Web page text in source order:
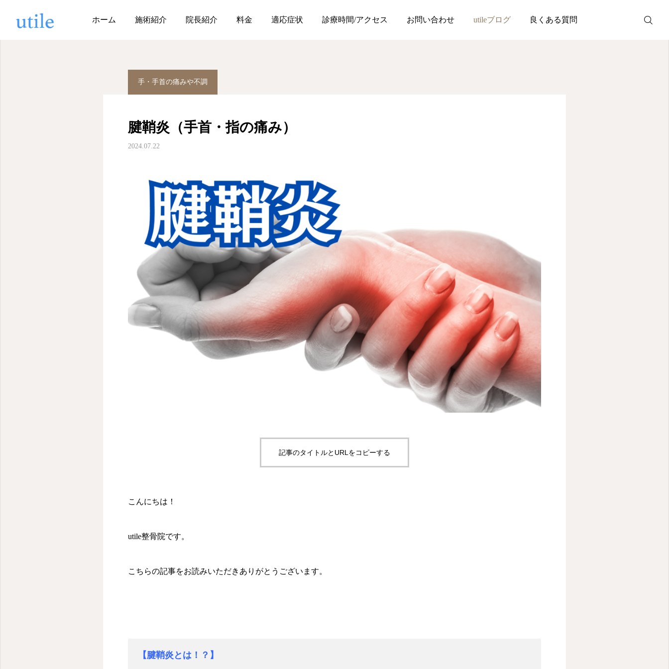
ホーム 施術紹介 院長紹介 料金 適応症状 診療時間/アクセス お問い合わせ utileブログ 良くある質問
ブログ 手・手首の痛みや不調 腱鞘炎（手首・指の痛み）
手・手首の痛みや不調
腱鞘炎（手首・指の痛み）
2024.07.22
記事のタイトルとURLをコピーする
こんにちは！
utile整骨院です。
こちらの記事をお読みいただきありがとうございます。
【腱鞘炎とは！？】